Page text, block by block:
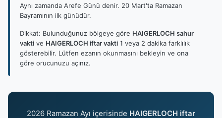
Aynı zamanda Arefe Günü denir. 20 Mart'ta Ramazan
Bayramının ilk günüdür.
Dikkat: Bulunduğunuz bölgeye göre HAIGERLOCH sahur
vakti ve HAIGERLOCH iftar vakti 1 veya 2 dakika farklılık
gösterebilir. Lütfen ezanın okunmasını bekleyin ve ona
göre orucunuzu açınız.
2026 Ramazan Ayı içerisinde HAIGERLOCH iftar